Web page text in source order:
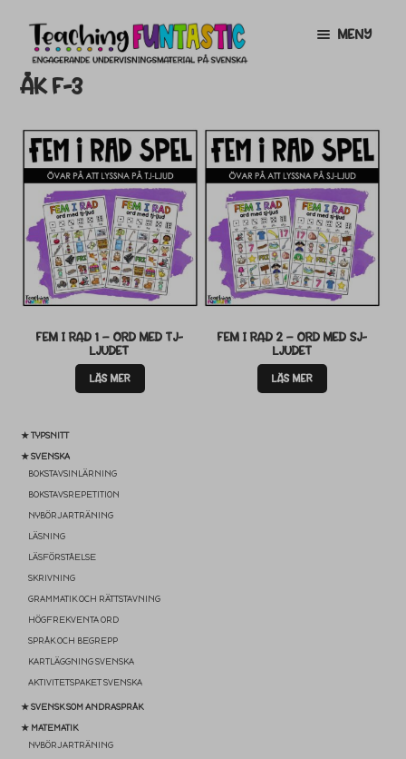
Hoppa
till
navigering
Gå
till
innehåll
MENY
INFO
MITT KONTO
GRATISMATERIAL
EXPANDERA
UNDERMENY
BUTIK
LICENSER
EXPANDERA
UNDERMENY
TIPSHÖRNAN
ÅK F-3
★ TYPSNITT
★ SVENSKA
BOKSTAVSINLÄRNING
BOKSTAVSREPETITION
NYBÖRJARTRÄNING
LÄSNING
LÄSFÖRSTÅELSE
SKRIVNING
GRAMMATIK OCH RÄTTSTAVNING
HÖGFREKVENTA ORD
SPRÅK OCH BEGREPP
KARTLÄGGNING SVENSKA
AKTIVITETSPAKET SVENSKA
★ SVENSK SOM ANDRASPRÅK
★ MATEMATIK
NYBÖRJARTRÄNING
FEM I RAD 1 – ORD MED TJ-
LJUDET
LÄS MER
FEM I RAD 2 – ORD MED SJ-
LJUDET
LÄS MER